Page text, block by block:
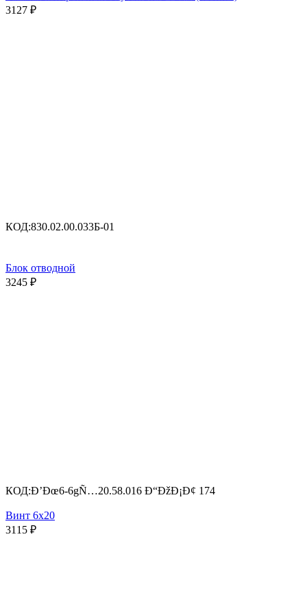
3127 ₽
КОД:830.02.00.033Б-01
Блок отводной
3245 ₽
КОД:Ð’Ðœ6-6gÑ…20.58.016 Ð“ÐžÐ¡Ð¢ 174
Винт 6х20
3115 ₽